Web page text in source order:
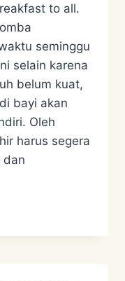
to all.
seminggu
selain karena
belum kuat,
bayi akan
Oleh
harus segera
dan